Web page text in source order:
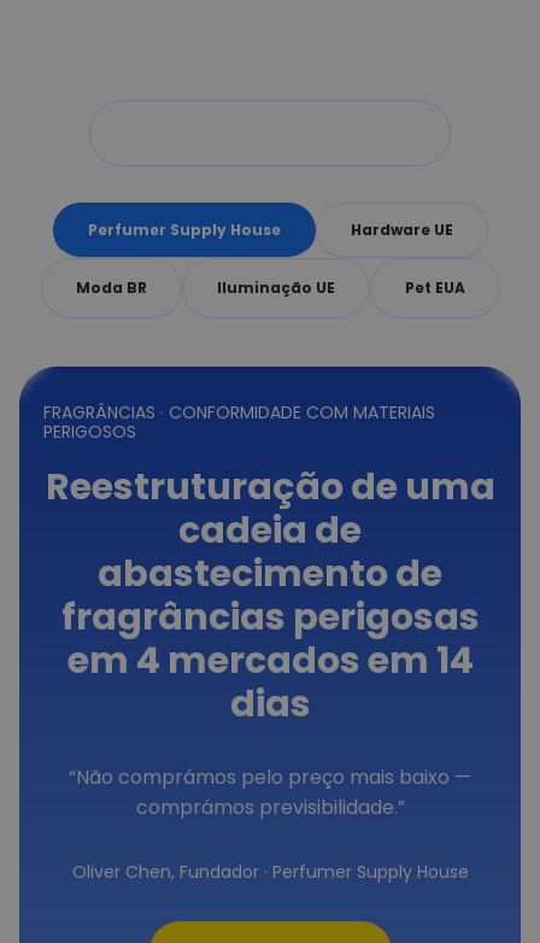
Perfumer Supply House Hardware UE
Moda BR Iluminação UE Pet EUA
FRAGRÂNCIAS · CONFORMIDADE COM MATERIAIS
PERIGOSOS
Reestruturação de uma
cadeia de
abastecimento de
fragrâncias perigosas
em 4 mercados em 14
dias
“Não comprámos pelo preço mais baixo —
comprámos previsibilidade.”
Oliver Chen, Fundador · Perfumer Supply House